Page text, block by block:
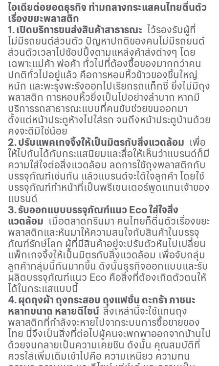
ไอเดียต่อยอดธุรกิจ ท่ามกลางกระแสคนไทยตื่นตัว
เรื่องขยะพลาสติก
1. เปิดบริการขนส่งสินค้าสาธารณะ ไว้รองรับผู้ที่
ไม่มีรถยนต์ส่วนตัว ปัญหาปกติของคนไม่มีรถยนต์
ส่วนตัวเวลาไปช้อปปิ้งตามแหล่งค้าส่งต่างๆ โดย
เฉพาะแม่ค้า พ่อค้า ทั่วไปที่ต้องซื้อของมากกว่าคน
ปกติทั่วไปอยู่แล้ว คือการหอบหิ้วข้าวของชิ้นใหญ่
หนัก และพะรุงพะรังออกไปเรียกรถแท็กซี่ ยิ่งไม่มีถุง
พลาสติก การหอบหิ้วยิ่งเป็นไปอย่างลำบาก หากมี
บริการรถสาธารณะแบบที่คนขับช่วยขนออกมา
ตั้งแต่หน้าประตูห้างไปใส่รถ จนถึงหน้าประตูบ้านด้วย
คงจะดีมิใช่น้อย
2. ปรับแพคเกจจิ้งให้เป็นมิตรกับสิ่งแวดล้อม เพื่อ
ให้ไปกันได้กับกระแสนิยมและสื่อให้เห็นว่าแบรนด์ก็มี
ความใส่ใจต่อสิ่งแวดล้อม ลดการใช้ถุงพลาสติกกับ
บรรจุภัณฑ์เช่นกัน แล้วแบรนด์จะได้ใจลูกค้า โดยใช้
บรรจุภัณฑ์ทำหน้าที่เป็นพรีเซนเตอร์พูดแทนเจ้าของ
แบรนด์
3. รับออกแบบบรรจุภัณฑ์แนว Ecoใส่ใจสิ่ง
แวดล้อม เมื่อตลาดกรีนมา คนไทยก็ตื่นตัวเรื่องขยะ
พลาสติกและหันมาให้ความสนใจกับสินค้าในบรรจุ
ภัณฑ์รักษ์โลก ผู้ที่มีสินค้าอยู่จะปรับตัวหันไปเปลี่ยน
แพ็กเกจจิ้งให้เป็นมิตรกับสิ่งแวดล้อม เพื่อจับกลุ่ม
ลูกค้ากลุ่มนี้กันมากขึ้น ดังนั้นธุรกิจออกแบบและรับ
ผลิตบรรจุภัณฑ์แนว Eco คือสิ่งที่ต้องเกิดตัวตนให้
ได้ในกระแสแบบนี้
4. ผุดถุงผ้า ถุงกระสอบ ถุงแฟชั่น ตะกร้า ภาชนะ
หลากขนาด หลายดีไซน์ สิ่งเหล่านี้จะใช้แทนถุง
พลาสติกที่กำลังจะหายไปจากระบบการซื้อขายของ
ไทย นี่จึงเป็นสิ่งที่ต่อไปผู้คนจะพกพาออกจากบ้านไป
ด้วยจนกลายเป็นความเคยชิน ดังนั้น คุณสมบัติที่
ควรใส่เพิ่มเติมเข้าไปคือ ความเหนียว ความทน